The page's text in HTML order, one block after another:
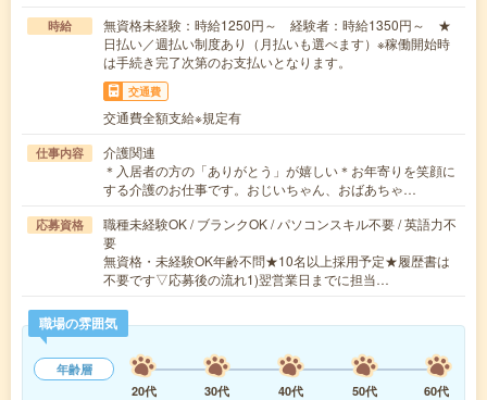
時給
無資格未経験：時給1250円～ 経験者：時給1350円～ ★
日払い／週払い制度あり（月払いも選べます）※稼働開始時
は手続き完了次第のお支払いとなります。
交通費
交通費全額支給※規定有
仕事内容
介護関連
＊入居者の方の「ありがとう」が嬉しい＊お年寄りを笑顔に
する介護のお仕事です。おじいちゃん、おばあちゃ…
応募資格
職種未経験OK / ブランクOK / パソコンスキル不要 / 英語力不
要
無資格・未経験OK年齢不問★10名以上採用予定★履歴書は
不要です▽応募後の流れ1)翌営業日までに担当…
職場の雰囲気
年齢層
20代
30代 40代 50代
60代